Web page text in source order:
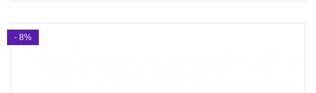
- 8%